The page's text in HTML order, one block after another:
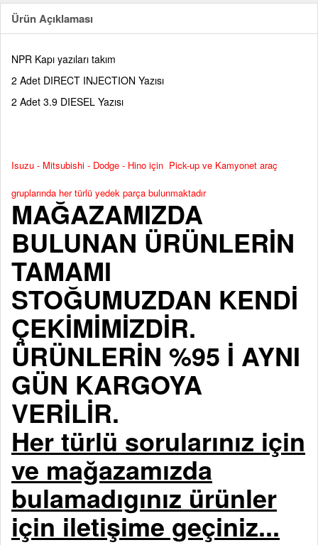
Ürün Açıklaması
NPR Kapı yazıları takım
2 Adet DIRECT INJECTION Yazısı
2 Adet 3.9 DIESEL Yazısı
Isuzu - Mitsubishi - Dodge - Hino için Pick-up ve Kamyonet araç
gruplarında her türlü yedek parça bulunmaktadır
MAĞAZAMIZDA
BULUNAN ÜRÜNLERİN
TAMAMI
STOĞUMUZDAN KENDİ
ÇEKİMİMİZDİR.
ÜRÜNLERİN %95 İ AYNI
GÜN KARGOYA
VERİLİR.
Her türlü sorularınız için
ve mağazamızda
bulamadıgınız ürünler
için iletişime geçiniz...